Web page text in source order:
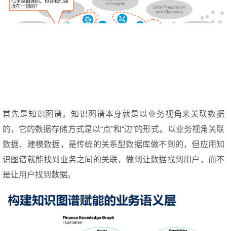
首先是知识图谱。知识图谱本身就是以业务视角来关联数据
的，它的数据存储方式是以“点”和“边”的形式。以业务视角关联
数据、建模数据，是传统的关系型数据库做不到的，但应用知
识图谱就能找到业务之间的关联，做到让数据找到用户，而不
是让用户找到数据。